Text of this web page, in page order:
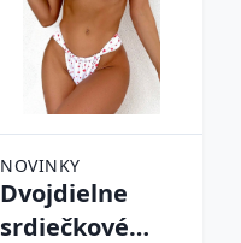
NOVINKY
Dvojdielne
srdiečkové